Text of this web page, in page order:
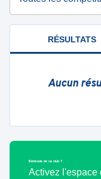
RÉSULTATS
Aucun
Bénévole de ce club ?
Activez l'espace